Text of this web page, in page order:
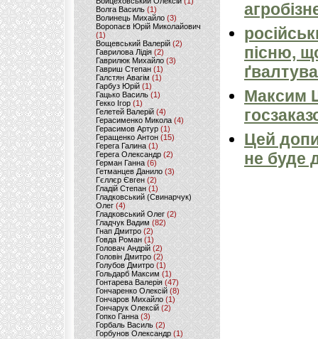
Волга Василь (1)
Волинець Михайло (3)
Воропаєв Юрій Миколайович
(1)
Вощевський Валерій(2)
Гаврилова Лідія (2)
Гаврилюк Михайло (3)
Гавриш Степан (1)
Галстян Авагім (1)
Гарбуз Юрій (1)
Гацько Василь (1)
Гекко Ігор(1)
Гелетей Валерій (4)
Герасименко Микола (4)
Герасимов Артур (1)
Геращенко Антон(15)
Герега Галина (1)
Герега Олександр (2)
Герман Ганна (6)
Гетманцев Данило (3)
Гєллєр Євген (2)
Гладій Степан(1)
Гладковський (Свинарчук)
Олег (4)
Гладковський Олег (2)
Гладчук Вадим (82)
Гнап Дмитро (2)
Говда Роман(1)
Головач Андрій (2)
Головін Дмитро (2)
Голубов Дмитро (1)
Гольдарб Максим(1)
Гонтарева Валерія (47)
Гончаренко Олексій(8)
Гончаров Михайло (1)
Гончарук Олексій (2)
Гопко Ганна (3)
Горбаль Василь (2)
Горбунов Олександр (1)
пісню,
Максим
Цей
не буде